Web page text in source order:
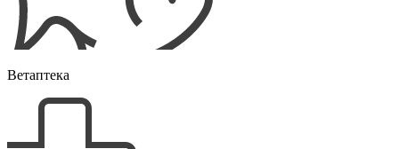
Ветаптека